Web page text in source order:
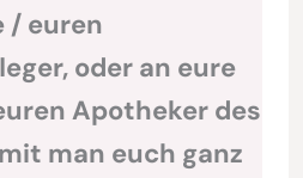
/ euren
oder an eure
Apotheker des
man euch ganz